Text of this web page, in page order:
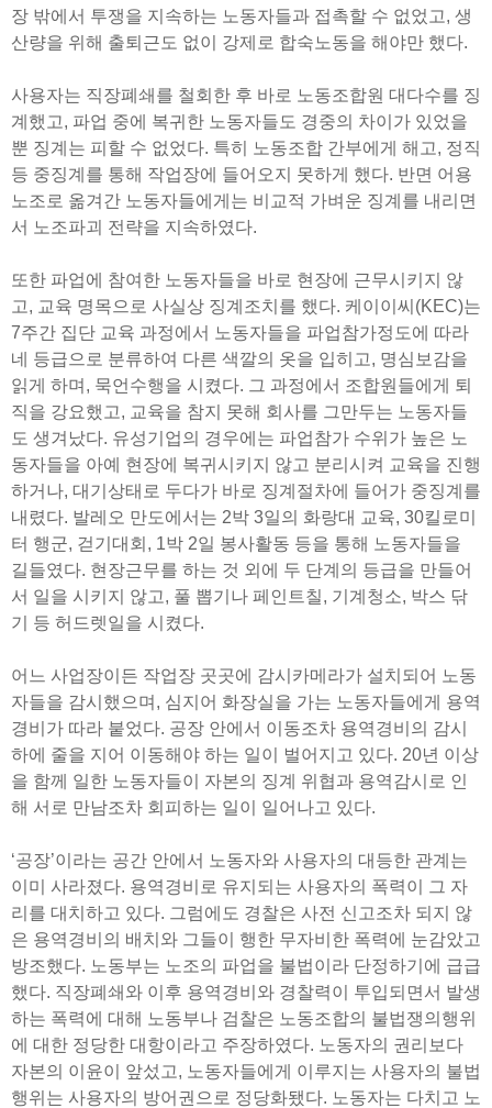
장 밖에서 투쟁을 지속하는 노동자들과 접촉할 수 없었고, 생
산량을 위해 출퇴근도 없이 강제로 합숙노동을 해야만 했다.
사용자는 직장폐쇄를 철회한 후 바로 노동조합원 대다수를 징
계했고, 파업 중에 복귀한 노동자들도 경중의 차이가 있었을
뿐 징계는 피할 수 없었다. 특히 노동조합 간부에게 해고, 정직
등 중징계를 통해 작업장에 들어오지 못하게 했다. 반면 어용
노조로 옮겨간 노동자들에게는 비교적 가벼운 징계를 내리면
서 노조파괴 전략을 지속하였다.
또한 파업에 참여한 노동자들을 바로 현장에 근무시키지 않
고, 교육 명목으로 사실상 징계조치를 했다. 케이이씨(KEC)는
7주간 집단 교육 과정에서 노동자들을 파업참가정도에 따라
네 등급으로 분류하여 다른 색깔의 옷을 입히고, 명심보감을
읽게 하며, 묵언수행을 시켰다. 그 과정에서 조합원들에게 퇴
직을 강요했고, 교육을 참지 못해 회사를 그만두는 노동자들
도 생겨났다. 유성기업의 경우에는 파업참가 수위가 높은 노
동자들을 아예 현장에 복귀시키지 않고 분리시켜 교육을 진행
하거나, 대기상태로 두다가 바로 징계절차에 들어가 중징계를
내렸다. 발레오 만도에서는 2박 3일의 화랑대 교육, 30킬로미
터 행군, 걷기대회, 1박 2일 봉사활동 등을 통해 노동자들을
길들였다. 현장근무를 하는 것 외에 두 단계의 등급을 만들어
서 일을 시키지 않고, 풀 뽑기나 페인트칠, 기계청소, 박스 닦
기 등 허드렛일을 시켰다.
어느 사업장이든 작업장 곳곳에 감시카메라가 설치되어 노동
자들을 감시했으며, 심지어 화장실을 가는 노동자들에게 용역
경비가 따라 붙었다. 공장 안에서 이동조차 용역경비의 감시
하에 줄을 지어 이동해야 하는 일이 벌어지고 있다. 20년 이상
을 함께 일한 노동자들이 자본의 징계 위협과 용역감시로 인
해 서로 만남조차 회피하는 일이 일어나고 있다.
‘공장’이라는 공간 안에서 노동자와 사용자의 대등한 관계는
이미 사라졌다. 용역경비로 유지되는 사용자의 폭력이 그 자
리를 대치하고 있다. 그럼에도 경찰은 사전 신고조차 되지 않
은 용역경비의 배치와 그들이 행한 무자비한 폭력에 눈감았고
방조했다. 노동부는 노조의 파업을 불법이라 단정하기에 급급
했다. 직장폐쇄와 이후 용역경비와 경찰력이 투입되면서 발생
하는 폭력에 대해 노동부나 검찰은 노동조합의 불법쟁의행위
에 대한 정당한 대항이라고 주장하였다. 노동자의 권리보다
자본의 이윤이 앞섰고, 노동자들에게 이루지는 사용자의 불법
행위는 사용자의 방어권으로 정당화됐다. 노동자는 다치고 노